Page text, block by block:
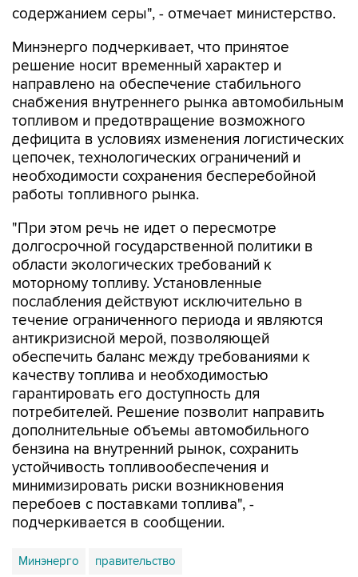
Минэнерго подчеркивает, что принятое
направлено на обеспечение стабильного
снабжения внутреннего рынка автомобильным
топливом и предотвращение возможного
дефицита в условиях изменения логистических
цепочек, технологических ограничений и
необходимости сохранения бесперебойной
работы топливного рынка.
"При этом речь не идет о пересмотре
области экологических требований к
моторному топливу. Установленные
послабления действуют исключительно в
течение ограниченного периода и являются
антикризисной мерой, позволяющей
обеспечить баланс между требованиями к
качеству топлива и необходимостью
гарантировать его доступность для
потребителей. Решение позволит направить
дополнительные объемы автомобильного
бензина на внутренний рынок, сохранить
устойчивость топливообеспечения и
минимизировать риски возникновения
перебоев с поставками топлива", -
подчеркивается в сообщении.
Минэнерго правительство